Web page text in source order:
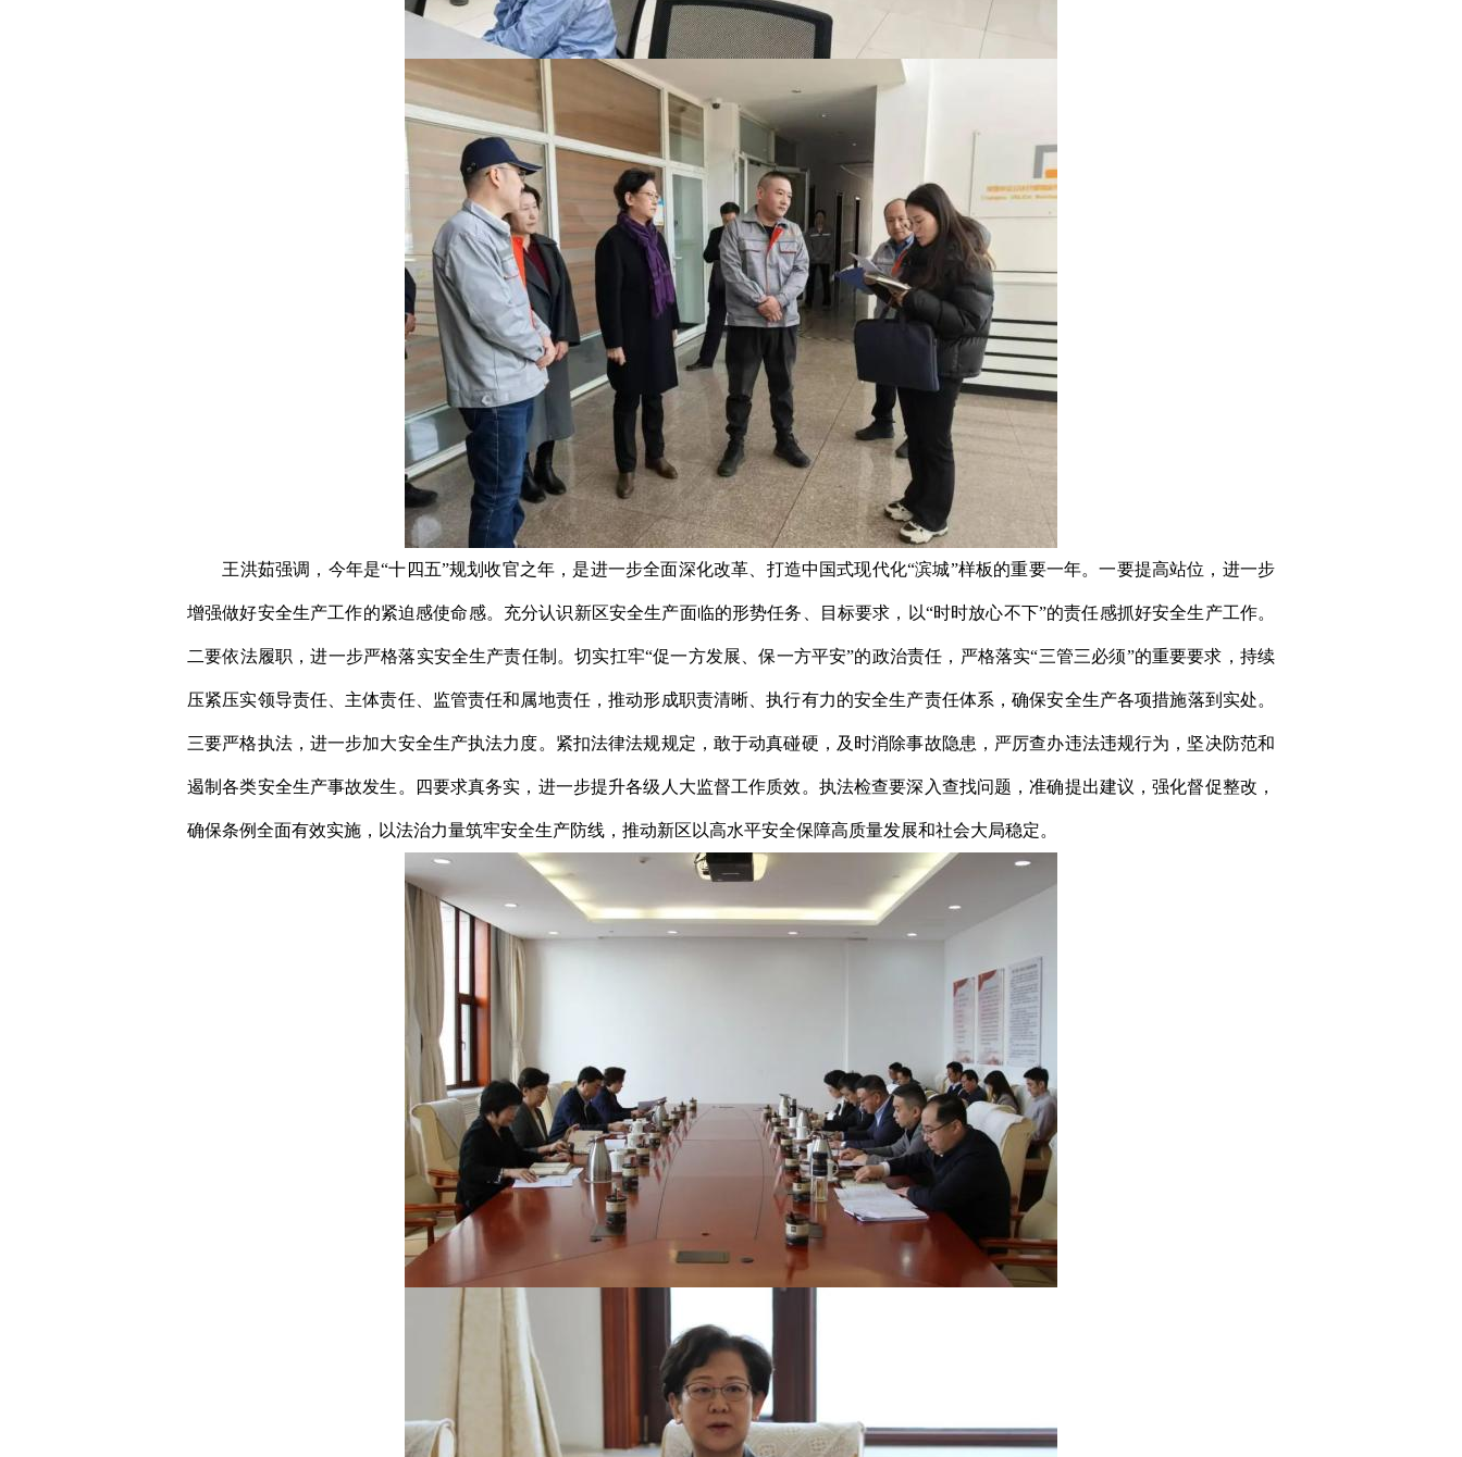
王洪茹强调，今年是“十四五”规划收官之年，是进一步全面深化改革、打造中国式现代化“滨城”样板的重要一年。一要提高站位，进一步
增强做好安全生产工作的紧迫感使命感。充分认识新区安全生产面临的形势任务、目标要求 ，以“时时放心不下”的责任感抓好安全生产工作。
二要依法履职，进一步严格落实安全生产责任制。切实扛牢“促一方发展、保一方平安”的政治责任， 严格落实“三管三必须”的重要要求，持续
压紧压实领导责任、主体责任、 监管责任和属地责任 ，推动形成职责清晰、执行有力的安全生产责任体系 ，确保安全生产各项措施落到实处。
三要严格执法，进一步加大安全生产执法力度。紧扣法律法规规定，敢于动真碰硬，及时消除事故隐患，严厉查办违法违规行为，坚决防范和
遏制各类安全生产事故发生。四要求真务实，进一步提升各级人大监督工作质效。执法检查要深入查找问题，准确提出建议，强化督促整改，
确保条例全面有效实施，以法治力量筑牢安全生产防线，推动新区以高水平安全保障高质量发展和社会大局稳定。